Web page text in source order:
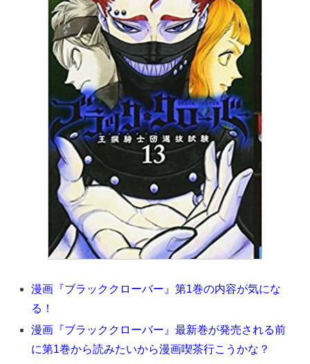
漫画『ブラッククローバー』第1巻の内容が気にな
る！
漫画『ブラッククローバー』最新巻が発売される前
に第1巻から読みたいから漫画喫茶行こうかな？